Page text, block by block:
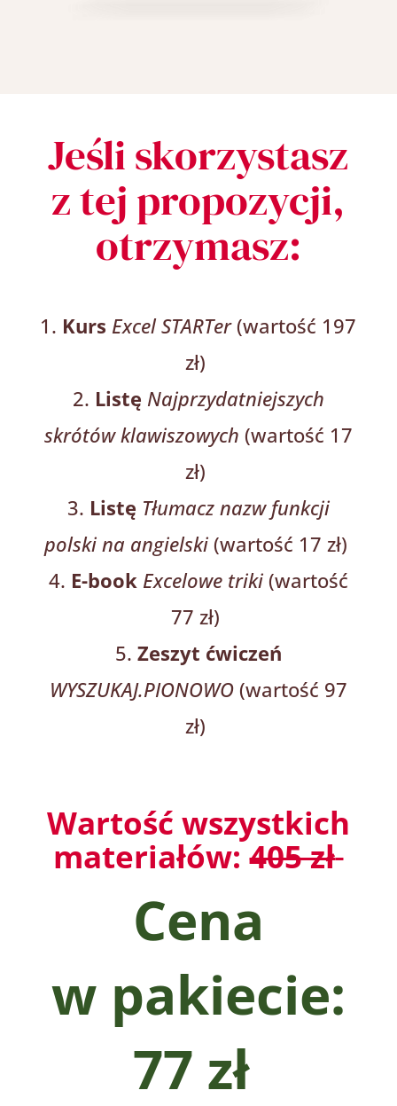
Jeśli skorzystasz
z tej propozycji,
otrzymasz:
Kurs Excel STARTer(wartość 197
zł)
Listę Najprzydatniejszych
skrótów klawiszowych (wartość 17
zł)
Listę Tłumacz nazw funkcji
polski na angielski(wartość 17 zł)
E-book Excelowe triki(wartość
77 zł)
Zeszyt ćwiczeń
WYSZUKAJ.PIONOWO(wartość 97
zł)
Wartość wszystkich
materiałów:405 zł
Cena
w pakiecie:
77 zł